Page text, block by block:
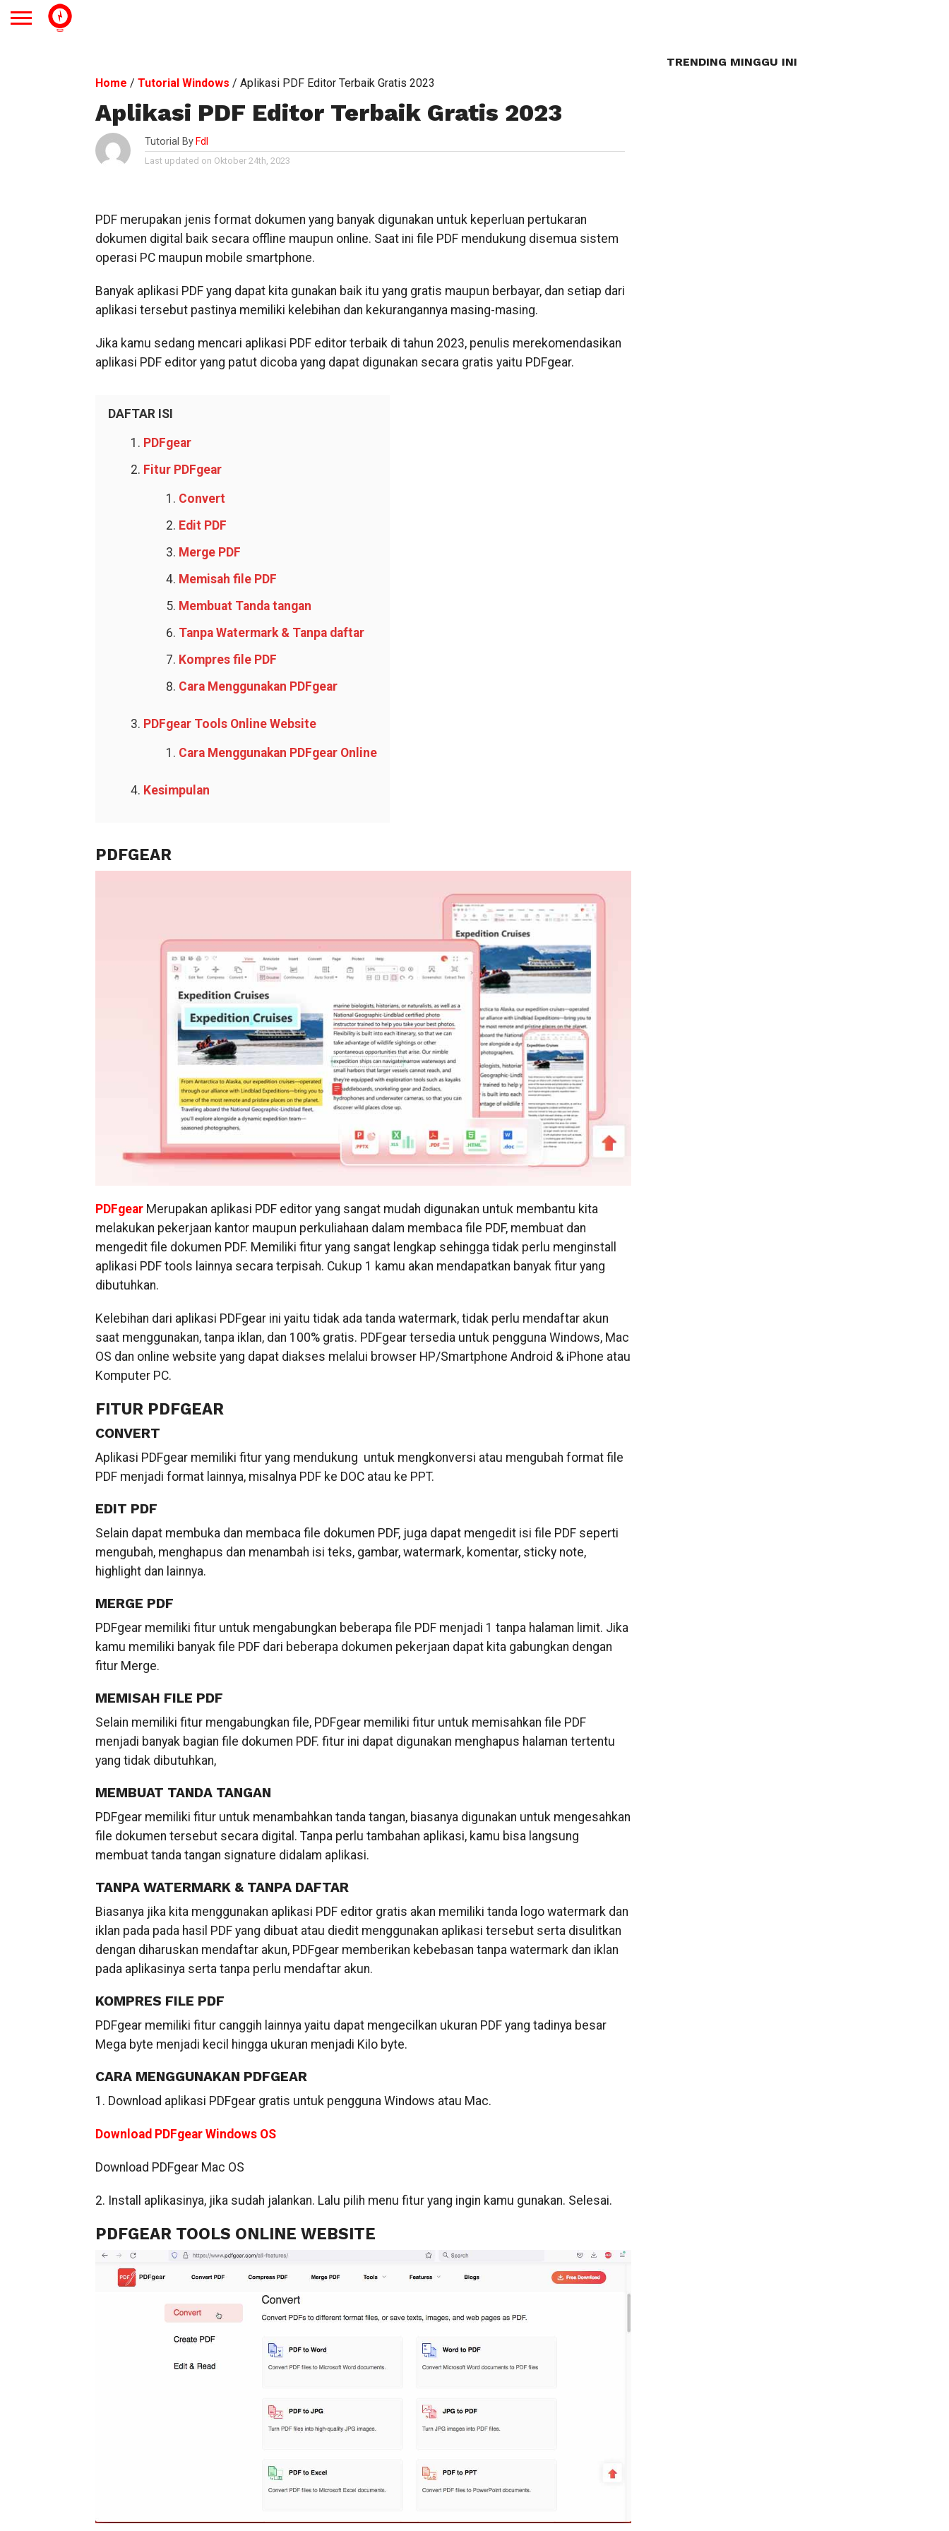
Home / Tutorial Windows / Aplikasi PDF Editor Terbaik Gratis 2023
Aplikasi PDF Editor Terbaik Gratis 2023
Tutorial By Fdl
Last updated on Oktober 24th, 2023
PDF merupakan jenis format dokumen yang banyak digunakan untuk keperluan pertukaran
dokumen digital baik secara offline maupun online. Saat ini file PDF mendukung disemua sistem
operasi PC maupun mobile smartphone.
Banyak aplikasi PDF yang dapat kita gunakan baik itu yang gratis maupun berbayar, dan setiap dari
aplikasi tersebut pastinya memiliki kelebihan dan kekurangannya masing-masing.
Jika kamu sedang mencari aplikasi PDF editor terbaik di tahun 2023, penulis merekomendasikan
aplikasi PDF editor yang patut dicoba yang dapat digunakan secara gratis yaitu PDFgear.
DAFTAR ISI
PDFgear
Fitur PDFgear
Convert
Edit PDF
Merge PDF
Memisah file PDF
Membuat Tanda tangan
Tanpa Watermark & Tanpa daftar
Kompres file PDF
Cara Menggunakan PDFgear
PDFgear Tools Online Website
Cara Menggunakan PDFgear Online
Kesimpulan
PDFGEAR
PDFgearMerupakan aplikasi PDF editor yang sangat mudah digunakan untuk membantu kita
melakukan pekerjaan kantor maupun perkuliahaan dalam membaca file PDF, membuat dan
mengedit file dokumen PDF. Memiliki fitur yang sangat lengkap sehingga tidak perlu menginstall
aplikasi PDF tools lainnya secara terpisah. Cukup 1 kamu akan mendapatkan banyak fitur yang
dibutuhkan.
Kelebihan dari aplikasi PDFgear ini yaitu tidak ada tanda watermark, tidak perlu mendaftar akun
saat menggunakan, tanpa iklan, dan 100% gratis. PDFgear tersedia untuk pengguna Windows, Mac
OS dan online website yang dapat diakses melalui browser HP/Smartphone Android & iPhone atau
Komputer PC.
FITUR PDFGEAR
CONVERT
Aplikasi PDFgear memiliki fitur yang mendukung untuk mengkonversi atau mengubah format file
PDF menjadi format lainnya, misalnya PDF ke DOC atau ke PPT.
EDIT PDF
Selain dapat membuka dan membaca file dokumen PDF, juga dapat mengedit isi file PDF seperti
mengubah, menghapus dan menambah isi teks, gambar, watermark, komentar, sticky note,
highlight dan lainnya.
MERGE PDF
PDFgear memiliki fitur untuk mengabungkan beberapa file PDF menjadi 1 tanpa halaman limit. Jika
kamu memiliki banyak file PDF dari beberapa dokumen pekerjaan dapat kita gabungkan dengan
fitur Merge.
MEMISAH FILE PDF
Selain memiliki fitur mengabungkan file, PDFgear memiliki fitur untuk memisahkan file PDF
menjadi banyak bagian file dokumen PDF. fitur ini dapat digunakan menghapus halaman tertentu
yang tidak dibutuhkan,
MEMBUAT TANDA TANGAN
PDFgear memiliki fitur untuk menambahkan tanda tangan, biasanya digunakan untuk mengesahkan
file dokumen tersebut secara digital. Tanpa perlu tambahan aplikasi, kamu bisa langsung
membuat tanda tangan signature didalam aplikasi.
TANPA WATERMARK & TANPA DAFTAR
Biasanya jika kita menggunakan aplikasi PDF editor gratis akan memiliki tanda logo watermark dan
iklan pada pada hasil PDF yang dibuat atau diedit menggunakan aplikasi tersebut serta disulitkan
dengan diharuskan mendaftar akun, PDFgear memberikan kebebasan tanpa watermark dan iklan
pada aplikasinya serta tanpa perlu mendaftar akun.
KOMPRES FILE PDF
PDFgear memiliki fitur canggih lainnya yaitu dapat mengecilkan ukuran PDF yang tadinya besar
Mega byte menjadi kecil hingga ukuran menjadi Kilo byte.
CARA MENGGUNAKAN PDFGEAR
1. Download aplikasi PDFgear gratis untuk pengguna Windows atau Mac.
Download PDFgear Windows OS
Download PDFgear Mac OS
2. Install aplikasinya, jika sudah jalankan. Lalu pilih menu fitur yang ingin kamu gunakan. Selesai.
PDFGEAR TOOLS ONLINE WEBSITE
TRENDING MINGGU INI